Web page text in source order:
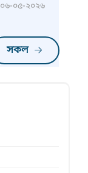
সকল
০৬-০৫-২০২৬